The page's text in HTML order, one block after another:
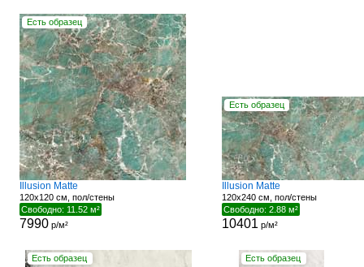
Есть образец
Illusion Matte
120x120 см, пол/стены
Свободно: 11.52 м²
7990р/м²
Есть образец
Illusion Matte
120x240 см, пол/стены
Свободно: 2.88 м²
10401 р/м²
Есть образец Есть образец